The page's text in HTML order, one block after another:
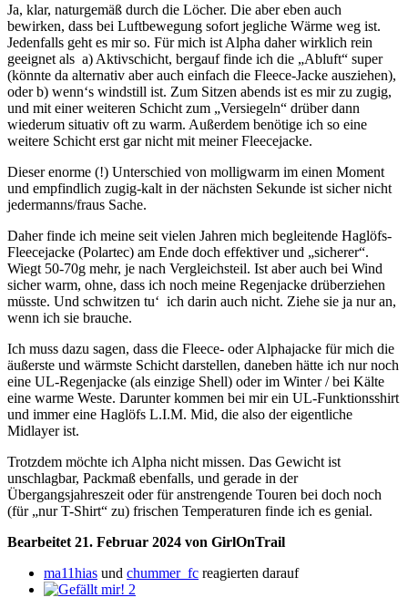
Ja, klar, naturgemäß durch die Löcher. Die aber eben auch
bewirken, dass bei Luftbewegung sofort jegliche Wärme weg ist.
Jedenfalls geht es mir so. Für mich ist Alpha daher wirklich rein
geeignet als a) Aktivschicht, bergauf finde ich die „Abluft“ super
(könnte da alternativ aber auch einfach die Fleece-Jacke ausziehen),
oder b) wenn‘s windstill ist. Zum Sitzen abends ist es mir zu zugig,
und mit einer weiteren Schicht zum „Versiegeln“ drüber dann
wiederum situativ oft zu warm. Außerdem benötige ich so eine
weitere Schicht erst gar nicht mit meiner Fleecejacke.
Dieser enorme (!) Unterschied von molligwarm im einen Moment
und empfindlich zugig-kalt in der nächsten Sekunde ist sicher nicht
jedermanns/fraus Sache.
Daher finde ich meine seit vielen Jahren mich begleitende Haglöfs-
Fleecejacke (Polartec) am Ende doch effektiver und „sicherer“.
Wiegt 50-70g mehr, je nach Vergleichsteil. Ist aber auch bei Wind
sicher warm, ohne, dass ich noch meine Regenjacke drüberziehen
müsste. Und schwitzen tu‘ ich darin auch nicht. Ziehe sie ja nur an,
wenn ich sie brauche.
Ich muss dazu sagen, dass die Fleece- oder Alphajacke für mich die
äußerste und wärmste Schicht darstellen, daneben hätte ich nur noch
eine UL-Regenjacke (als einzige Shell) oder im Winter / bei Kälte
eine warme Weste. Darunter kommen bei mir ein UL-Funktionsshirt
und immer eine Haglöfs L.I.M. Mid, die also der eigentliche
Midlayer ist.
Trotzdem möchte ich Alpha nicht missen. Das Gewicht ist
unschlagbar, Packmaß ebenfalls, und gerade in der
Übergangsjahreszeit oder für anstrengende Touren bei doch noch
(für „nur T-Shirt“ zu) frischen Temperaturen finde ich es genial.
Bearbeitet 21. Februar 2024 von GirlOnTrail
ma11hias und chummer_fc reagierten darauf
2